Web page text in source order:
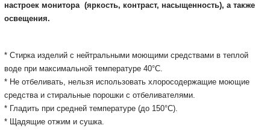
настроек монитора(яркость, контраст, насыщенность), а также
освещения.
* Cтирка изделий с нейтральными моющими средствами в теплой
воде при максимальной температуре 40°С.
* Не отбеливать, нельзя использовать хлоросодержащие моющие
средства и стиральные порошки с отбеливателями.
* Гладить при средней температуре (до 150°С).
* Щадящие отжим и сушка.